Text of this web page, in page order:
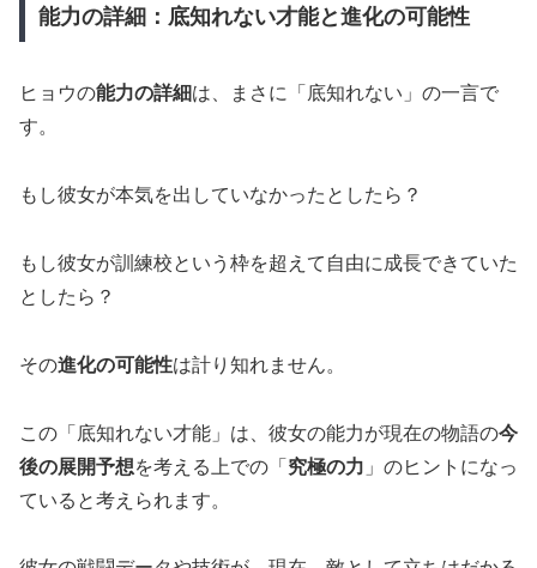
能力の詳細：底知れない才能と進化の可能性
ヒョウの能力の詳細は、まさに「底知れない」の一言で
す。
もし彼女が本気を出していなかったとしたら？
もし彼女が訓練校という枠を超えて自由に成長できていた
としたら？
その進化の可能性は計り知れません。
この「底知れない才能」は、彼女の能力が現在の物語の今
後の展開予想を考える上での「 究極の力 」のヒントになっ
ていると考えられます。